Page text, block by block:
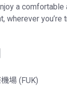
a comfortable
wherever you’re
場 (FUK)